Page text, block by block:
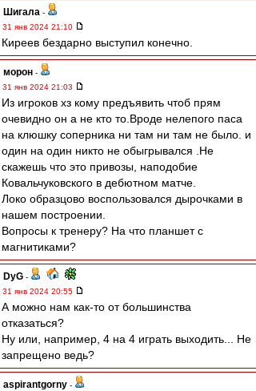
Шигала -
31 янв 2024 21:10
Киреев бездарно выступил конечно.
морон -
31 янв 2024 21:03
Из игроков хз кому предъявить чтоб прям
очевидно он а не кто то.Вроде нелепого паса
на клюшку соперника ни там ни там не было. и
один на один никто не обыгрывался .Не
скажешь что это привозы, наподобие
Ковальчуковского в дебютном матче.
Локо образцово воспользовался дырочками в
нашем построении.
Вопросы к тренеру? На что планшет с
магнитиками?
DyG -
31 янв 2024 20:55
А можно нам как-то от большинства
отказаться?
Ну или, например, 4 на 4 играть выходить... Не
запрещено ведь?
aspirantgorny -